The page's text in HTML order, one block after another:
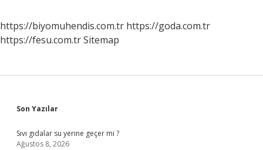
https://biyomuhendis.com.tr https://goda.com.tr
https://fesu.com.trSitemap
Sidebar
Son Yazılar
Sıvı gıdalar su yerine geçer mi ?
Ağustos 8, 2026